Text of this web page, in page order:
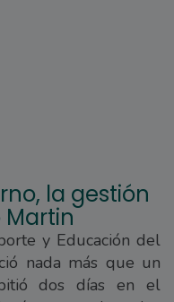
la gestión
y Educación del
nada más que un
dos días en el